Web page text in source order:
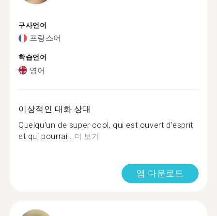
구사언어
프랑스어
학습언어
영어
이상적인 대화 상대
Quelqu'un de super cool, qui est ouvert d'esprit
et qui pourrai... 더 보기
앱 다운로드